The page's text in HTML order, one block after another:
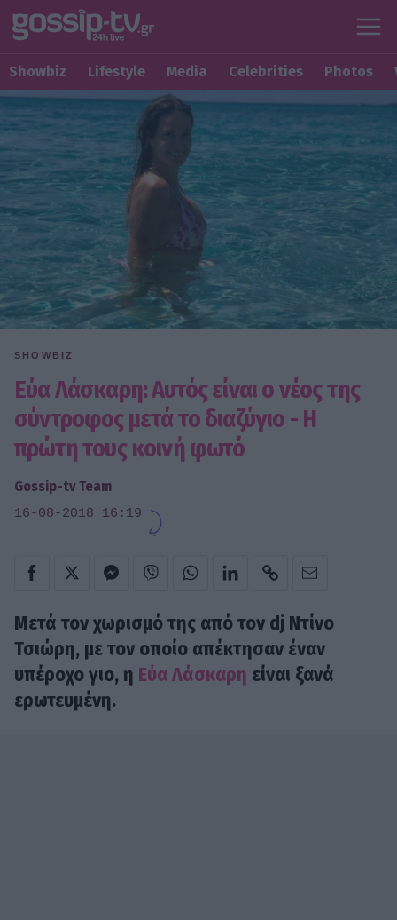
Showbiz Lifestyle Media Celebrities Photos
SHOWBIZ
Εύα Λάσκαρη: Αυτός είναι ο νέος της
σύντροφος μετά το διαζύγιο - Η
πρώτη τους κοινή φωτό
Gossip-tv Team
16-08-2018 16:19
Μετά τον χωρισµό της από τον dj Ντίνο
Τσιώρη, µε τον οποίο απέκτησαν έναν
υπέροχο γιο, η Εύα Λάσκαρη είναι ξανά
ερωτευμένη.